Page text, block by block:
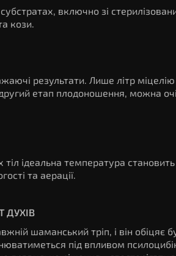
включно зі
кози.
результати. Лише літр
етап плодоношення, можна
ідеальна температура
та аерації.
ДУХІВ
шаманський тріп, і він обіцяє
під впливом